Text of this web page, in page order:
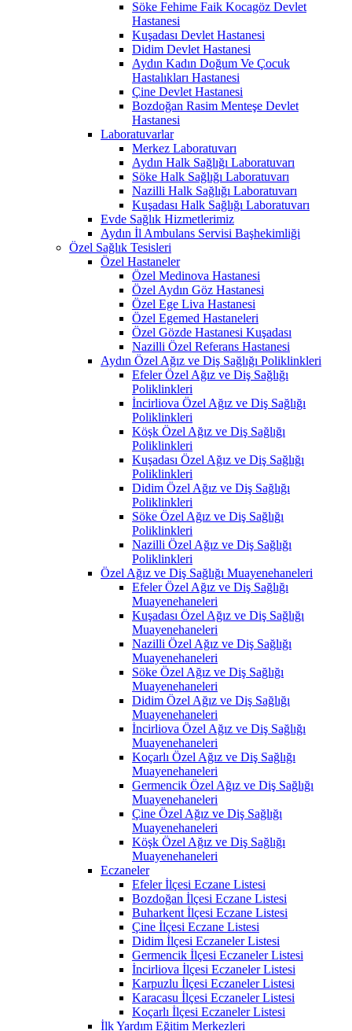
Söke Fehime Faik Kocagöz Devlet
Hastanesi
Kuşadası Devlet Hastanesi
Didim Devlet Hastanesi
Aydın Kadın Doğum Ve Çocuk
Hastalıkları Hastanesi
Çine Devlet Hastanesi
Bozdoğan Rasim Menteşe Devlet
Hastanesi
Laboratuvarlar
Merkez Laboratuvarı
Aydın Halk Sağlığı Laboratuvarı
Söke Halk Sağlığı Laboratuvarı
Nazilli Halk Sağlığı Laboratuvarı
Kuşadası Halk Sağlığı Laboratuvarı
Evde Sağlık Hizmetlerimiz
Aydın İl Ambulans Servisi Başhekimliği
Özel Sağlık Tesisleri
Özel Hastaneler
Özel Medinova Hastanesi
Özel Aydın Göz Hastanesi
Özel Ege Liva Hastanesi
Özel Egemed Hastaneleri
Özel Gözde Hastanesi Kuşadası
Nazilli Özel Referans Hastanesi
Aydın Özel Ağız ve Diş Sağlığı Poliklinkleri
Efeler Özel Ağız ve Diş Sağlığı
Poliklinkleri
İncirliova Özel Ağız ve Diş Sağlığı
Poliklinkleri
Köşk Özel Ağız ve Diş Sağlığı
Poliklinkleri
Kuşadası Özel Ağız ve Diş Sağlığı
Poliklinkleri
Didim Özel Ağız ve Diş Sağlığı
Poliklinkleri
Söke Özel Ağız ve Diş Sağlığı
Poliklinkleri
Nazilli Özel Ağız ve Diş Sağlığı
Poliklinkleri
Özel Ağız ve Diş Sağlığı Muayenehaneleri
Efeler Özel Ağız ve Diş Sağlığı
Muayenehaneleri
Kuşadası Özel Ağız ve Diş Sağlığı
Muayenehaneleri
Nazilli Özel Ağız ve Diş Sağlığı
Muayenehaneleri
Söke Özel Ağız ve Diş Sağlığı
Muayenehaneleri
Didim Özel Ağız ve Diş Sağlığı
Muayenehaneleri
İncirliova Özel Ağız ve Diş Sağlığı
Muayenehaneleri
Koçarlı Özel Ağız ve Diş Sağlığı
Muayenehaneleri
Germencik Özel Ağız ve Diş Sağlığı
Muayenehaneleri
Çine Özel Ağız ve Diş Sağlığı
Muayenehaneleri
Köşk Özel Ağız ve Diş Sağlığı
Muayenehaneleri
Eczaneler
Efeler İlçesi Eczane Listesi
Bozdoğan İlçesi Eczane Listesi
Buharkent İlçesi Eczane Listesi
Çine İlçesi Eczane Listesi
Didim İlçesi Eczaneler Listesi
Germencik İlçesi Eczaneler Listesi
İncirliova İlçesi Eczaneler Listesi
Karpuzlu İlçesi Eczaneler Listesi
Karacasu İlçesi Eczaneler Listesi
Koçarlı İlçesi Eczaneler Listesi
İlk Yardım Eğitim Merkezleri